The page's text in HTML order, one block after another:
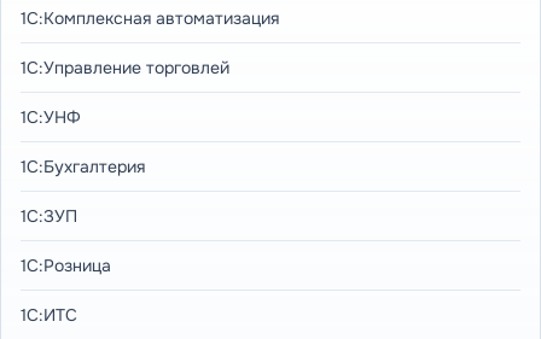
1С:Комплексная автоматизация
1С:Управление торговлей
1С:УНФ
1С:Бухгалтерия
1С:ЗУП
1С:Розница
1С:ИТС